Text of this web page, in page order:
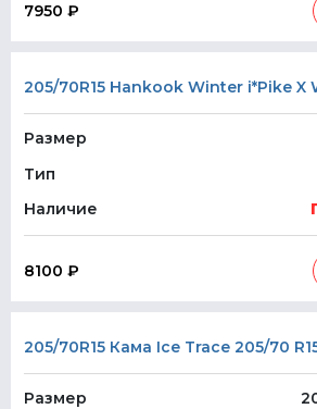
7950 ₽
205/70R15 Hankook Winter i*Pike X
Размер
Тип
Наличие
8100 ₽
205/70R15 Кама Ice Trace 205/70
Размер